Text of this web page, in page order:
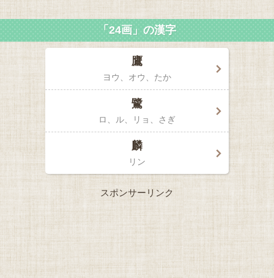
「24画」の漢字
鷹
ヨウ、オウ たか
鷺
ロ、ル、リョ さぎ
麟
リン
スポンサーリンク